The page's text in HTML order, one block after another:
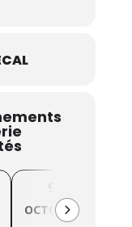
9
OCTOBRE